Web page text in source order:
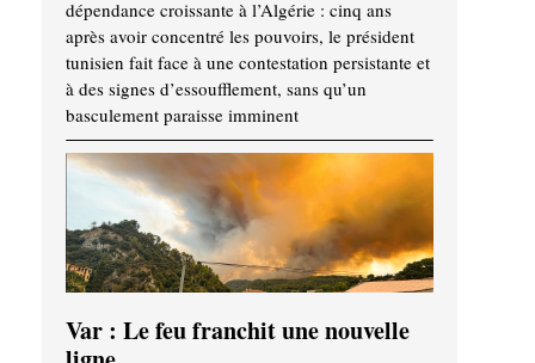
dépendance croissante à l’Algérie : cinq ans
après avoir concentré les pouvoirs, le président
tunisien fait face à une contestation persistante et
à des signes d’essoufflement, sans qu’un
basculement paraisse imminent
Var : Le feu franchit une nouvelle